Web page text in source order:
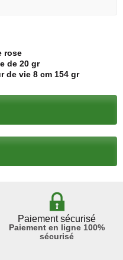
rose
de 20 gr
de vie 8 cm 154 gr
Paiement sécurisé
Paiement en ligne 100%
sécurisé